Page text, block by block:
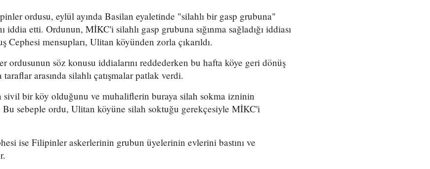
ordusu, eylül ayında Basilan eyaletinde "silahlı bir gasp grubuna"
iddia etti. Ordunun, MİKC'i silahlı gasp grubuna sığınma sağladığı iddiası
mensupları, Ulitan köyünden zorla çıkarıldı.
ordusunun söz konusu iddialarını reddederken bu hafta köye geri dönüş
arasında silahlı çatışmalar patlak verdi.
sivil bir köy olduğunu ve muhaliflerin buraya silah sokma izninin
Bu sebeple ordu, Ulitan köyüne silah soktuğu gerekçesiyle MİKC'i
ise Filipinler askerlerinin grubun üyelerinin evlerini bastını ve